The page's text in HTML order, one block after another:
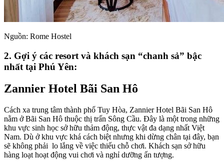
Nguồn: Rome Hostel
2. Gợi ý các resort và khách sạn “chanh sả” bậc
nhất tại Phú Yên:
Zannier Hotel Bãi San Hô
Cách xa trung tâm thành phố Tuy Hòa, Zannier Hotel Bãi San Hô
nằm ở Bãi San Hô thuộc thị trấn Sông Cầu. Đây là một trong những
khu vực sinh học sở hữu thảm động, thực vật đa dạng nhất Việt
Nam. Dù ở khu vực khá cách biệt nhưng khi dừng chân tại đây, bạn
sẽ không phải lo lắng về việc thiếu chỗ chơi. Khách sạn sở hữu
hàng loạt hoạt động vui chơi và nghỉ dưỡng ấn tượng.